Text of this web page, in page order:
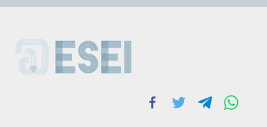
ESEI
Facebook
Twitter Telegram